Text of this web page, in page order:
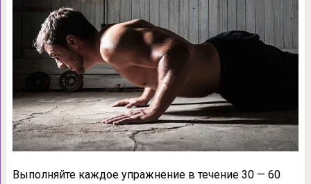
Выполняйте каждое упражнение в течение 30 — 60